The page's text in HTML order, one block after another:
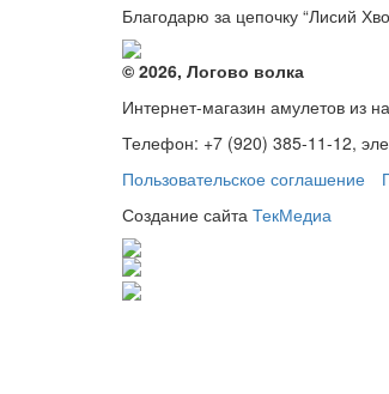
Благодарю за цепочку “Лисий
© 2026, Логово волка
Интернет-магазин амулетов из
Телефон: +7 (920) 385-11-12,
Пользовательское соглашение
Создание сайта ТекМедиа